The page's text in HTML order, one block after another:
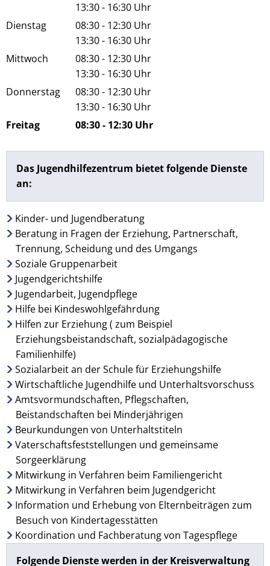
Von 08:30 bis 12:30 Uhr
13:30- 16:30 Uhr
Von 13:30 bis 16:30 Uhr
Dienstag 08:30- 12:30 Uhr
Von 08:30 bis 12:30 Uhr
13:30- 16:30 Uhr
Von 13:30 bis 16:30 Uhr
Mittwoch 08:30- 12:30 Uhr
Von 08:30 bis 12:30 Uhr
13:30- 16:30 Uhr
Von 13:30 bis 16:30 Uhr
Donnerstag 08:30- 12:30 Uhr
Von 08:30 bis 12:30 Uhr
13:30- 16:30 Uhr
Von 13:30 bis 16:30 Uhr
Freitag 08:30- 12:30 Uhr
Das Jugendhilfezentrum bietet folgende Dienste
an:
Kinder- und Jugendberatung
Beratung in Fragen der Erziehung, Partnerschaft,
Trennung, Scheidung und des Umgangs
Soziale Gruppenarbeit
Jugendgerichtshilfe
Jugendarbeit, Jugendpflege
Hilfe bei Kindeswohlgefährdung
Hilfen zur Erziehung ( zum Beispiel
Erziehungsbeistandschaft, sozialpädagogische
Familienhilfe)
Sozialarbeit an der Schule für Erziehungshilfe
Wirtschaftliche Jugendhilfe und Unterhaltsvorschuss
Amtsvormundschaften, Pflegschaften,
Beistandschaften bei Minderjährigen
Beurkundungen von Unterhaltstiteln
Vaterschaftsfeststellungen und gemeinsame
Sorgeerklärung
Mitwirkung in Verfahren beim Familiengericht
Mitwirkung in Verfahren beim Jugendgericht
Information und Erhebung von Elternbeiträgen zum
Besuch von Kindertagesstätten
Koordination und Fachberatung von Tagespflege
Folgende Dienste werden in der Kreisverwaltung